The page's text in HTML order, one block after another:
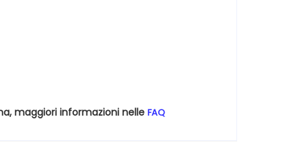
maggiori informazioni nelle FAQ